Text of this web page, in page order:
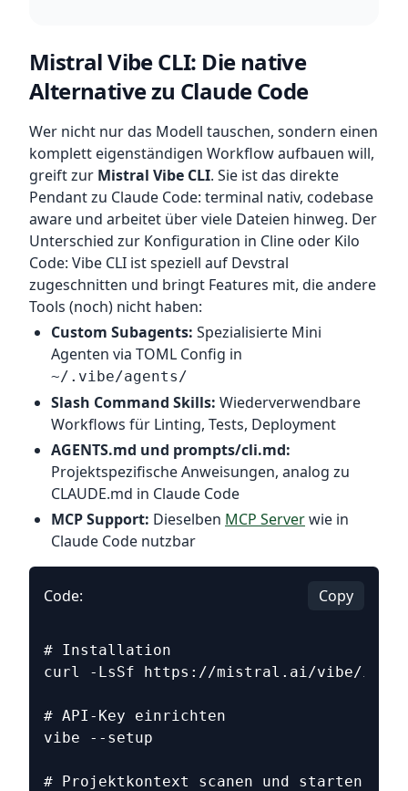
Mistral Vibe CLI: Die native
Alternative zu Claude Code
Wer nicht nur das Modell tauschen, sondern einen
komplett eigenständigen Workflow aufbauen will,
greift zur Mistral Vibe CLI. Sie ist das direkte
Pendant zu Claude Code: terminal nativ, codebase
aware und arbeitet über viele Dateien hinweg. Der
Unterschied zur Konfiguration in Cline oder Kilo
Code: Vibe CLI ist speziell auf Devstral
zugeschnitten und bringt Features mit, die andere
Tools (noch) nicht haben:
Custom Subagents: Spezialisierte Mini
Agenten via TOML Config in
~/.vibe/agents/
Slash Command Skills: Wiederverwendbare
Workflows für Linting, Tests, Deployment
AGENTS.md und prompts/cli.md:
Projektspezifische Anweisungen, analog zu
CLAUDE.md in Claude Code
MCP Support: Dieselben MCP Serverwie in
Claude Code nutzbar
Code: Copy
# Installation
curl -LsSf https://mistral.ai/vibe/
# API-Key einrichten
vibe --setup
# Projektkontext scanen und starten